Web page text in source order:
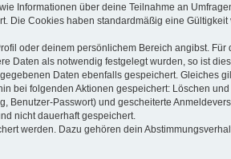
Informationen über deine Teilnahme an
Cookies haben standardmäßig eine
oder deinem persönlichem Bereich angibst.
Daten als notwendig festgelegt wurden, so ist
Daten ebenfalls gespeichert. Gleiches
bei folgenden Aktionen gespeichert: Löschen
Passwort) und gescheiterte
nicht dauerhaft gespeichert.
werden. Dazu gehören dein